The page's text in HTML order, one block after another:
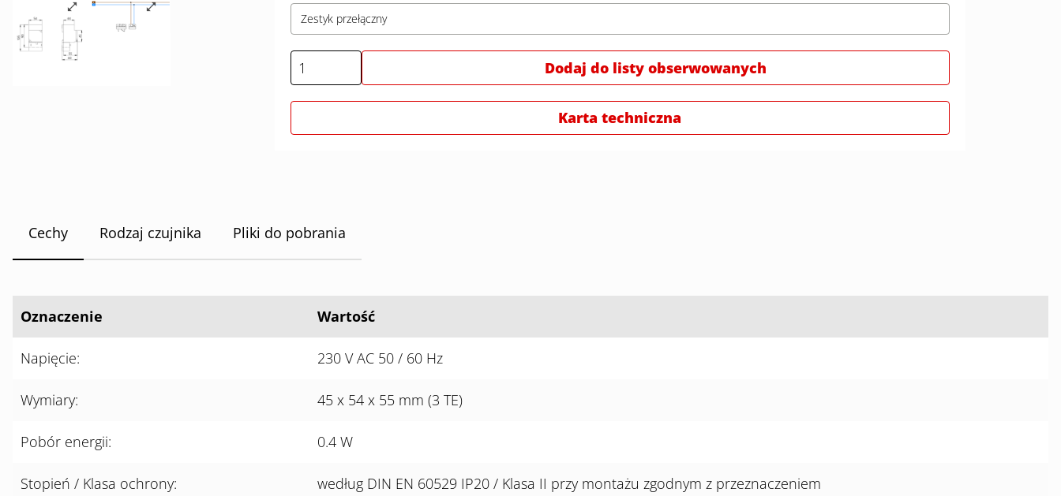
Zestyk przełączny
Dodaj do listy obserwowanych
Karta techniczna
Cechy Rodzaj czujnika Pliki do pobrania
Oznaczenie Wartość
Napięcie: 230 V AC 50 / 60 Hz
Wymiary: 45 x 54 x 55 mm (3 TE)
Pobór energii: 0.4 W
Stopień / Klasa ochrony: według DIN EN 60529 IP20 / Klasa II przy montażu zgodnym z przeznaczeniem